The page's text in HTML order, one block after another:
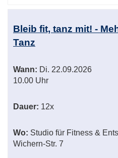
Bleib fit, tanz mit! -
Tanz
Wann: Di. 22.09.2026
10.00 Uhr
Dauer: 12x
Wo: Studio für Fitness &
Wichern-Str. 7